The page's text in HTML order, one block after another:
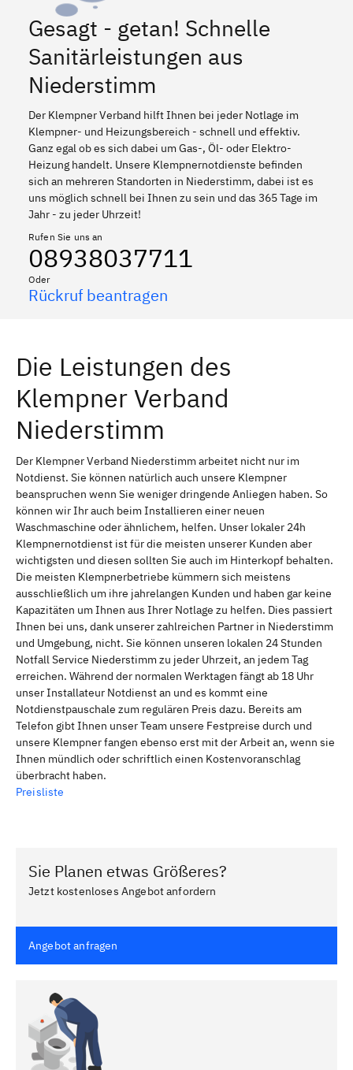
Gesagt - getan! Schnelle
Sanitärleistungen aus
Niederstimm
Der Klempner Verband hilft Ihnen bei jeder Notlage im
Klempner- und Heizungsbereich - schnell und effektiv.
Ganz egal ob es sich dabei um Gas-, Öl- oder Elektro-
Heizung handelt. Unsere Klempnernotdienste befinden
sich an mehreren Standorten in Niederstimm, dabei ist es
uns möglich schnell bei Ihnen zu sein und das 365 Tage im
Jahr - zu jeder Uhrzeit!
Rufen Sie uns an
08938037711
Oder
Rückruf beantragen
Die Leistungen des
Klempner Verband
Niederstimm
Der Klempner Verband Niederstimm arbeitet nicht nur im
Notdienst. Sie können natürlich auch unsere Klempner
beanspruchen wenn Sie weniger dringende Anliegen haben. So
können wir Ihr auch beim Installieren einer neuen
Waschmaschine oder ähnlichem, helfen. Unser lokaler 24h
Klempnernotdienst ist für die meisten unserer Kunden aber
wichtigsten und diesen sollten Sie auch im Hinterkopf behalten.
Die meisten Klempnerbetriebe kümmern sich meistens
ausschließlich um ihre jahrelangen Kunden und haben gar keine
Kapazitäten um Ihnen aus Ihrer Notlage zu helfen. Dies passiert
Ihnen bei uns, dank unserer zahlreichen Partner in Niederstimm
und Umgebung, nicht. Sie können unseren lokalen 24 Stunden
Notfall Service Niederstimm zu jeder Uhrzeit, an jedem Tag
erreichen. Während der normalen Werktagen fängt ab 18 Uhr
unser Installateur Notdienst an und es kommt eine
Notdienstpauschale zum regulären Preis dazu. Bereits am
Telefon gibt Ihnen unser Team unsere Festpreise durch und
unsere Klempner fangen ebenso erst mit der Arbeit an, wenn sie
Ihnen mündlich oder schriftlich einen Kostenvoranschlag
überbracht haben.
Preisliste
Sie Planen etwas Größeres?
Jetzt kostenloses Angebot anfordern
Angebot anfragen